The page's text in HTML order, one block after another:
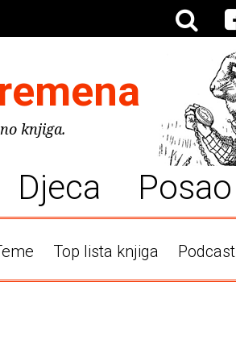
knjiga.
Djeca Posao
Top lista knjiga Podcast